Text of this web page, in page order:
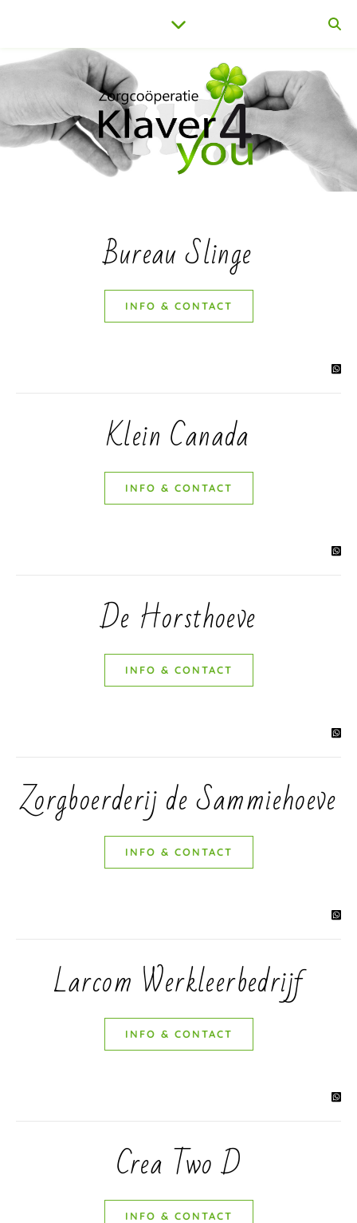
Bureau Slinge
INFO & CONTACT
Klein Canada
INFO & CONTACT
De Horsthoeve
INFO & CONTACT
Zorgboerderij de Sammiehoeve
INFO & CONTACT
Larcom Werkleerbedrijf
INFO & CONTACT
Crea Two D
INFO & CONTACT